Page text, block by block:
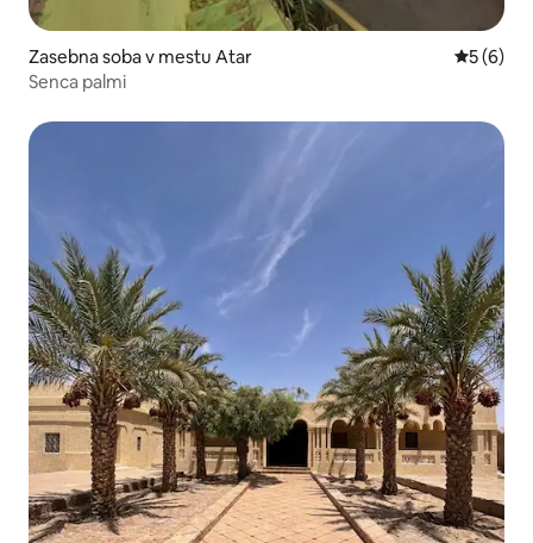
Zasebna soba v mestu Atar
5 (6)
Senca palmi